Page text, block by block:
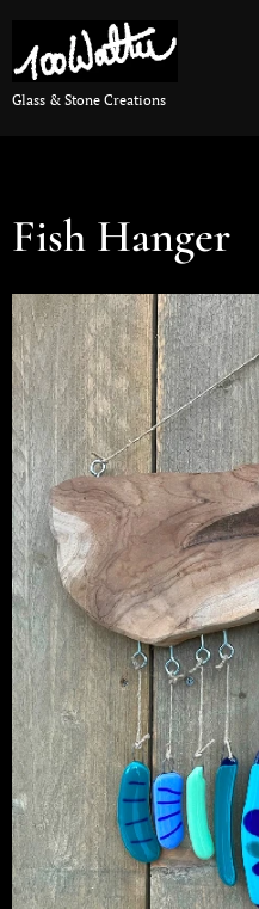
Glass & Stone Creations
Fish Hanger